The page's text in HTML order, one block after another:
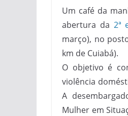
Um café da
abertura da 2ª
março), no
km de Cuiabá).
O objetivo é
violência
A
Mulher em